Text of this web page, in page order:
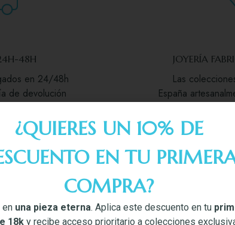
48H
en 24/48h
de devolución
de la compra
JOYERÍA
Las
España
vienen avaladas
¿QUIERES UN 10% DE
EN TU
COMPRA?
en una pieza eterna. Aplica este descuento en tu
18k y recibe acceso prioritario a colecciones